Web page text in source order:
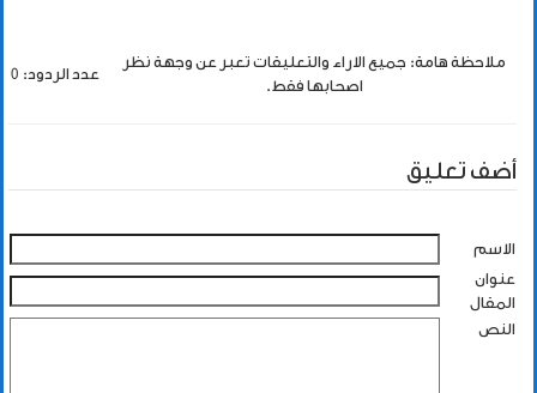
ملاحظة هامة: جميع الاراء والتعليقات تعبر عن وجهة نظر
اصحابها فقط.
عدد الردود: 0
أضف تعليق
الاسم
عنوان
المقال
النص